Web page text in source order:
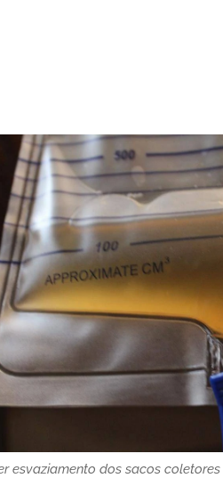
esvaziamento dos sacos